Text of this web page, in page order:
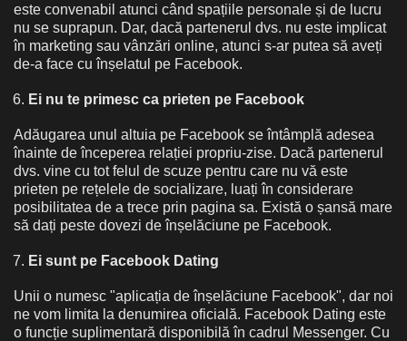
este convenabil atunci când spațiile personale și de lucru
nu se suprapun. Dar, dacă partenerul dvs. nu este implicat
în marketing sau vânzări online, atunci s-ar putea să aveți
de-a face cu înșelatul pe Facebook.
Ei nu te primesc ca prieten pe Facebook
Adăugarea unul altuia pe Facebook se întâmplă adesea
înainte de începerea relației propriu-zise. Dacă partenerul
dvs. vine cu tot felul de scuze pentru care nu vă este
prieten pe rețelele de socializare, luați în considerare
posibilitatea de a trece prin pagina sa. Există o șansă mare
să dați peste dovezi de înșelăciune pe Facebook.
Ei sunt pe Facebook Dating
Unii o numesc "aplicația de înșelăciune Facebook", dar noi
ne vom limita la denumirea oficială. Facebook Dating este
o funcție suplimentară disponibilă în cadrul Messenger. Cu